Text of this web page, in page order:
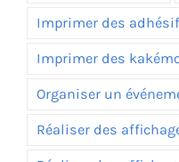
Imprimer des
Imprimer des
Organiser un
Réaliser des